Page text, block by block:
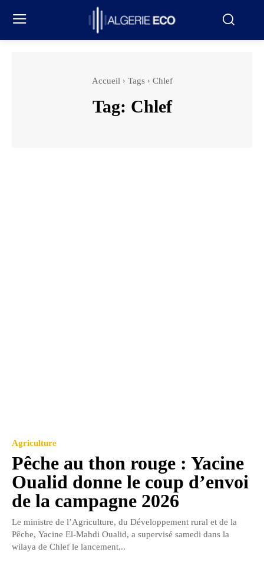
Accueil Tags Chlef
Tag: Chlef
Agriculture
Pêche au thon rouge : Yacine
Oualid donne le coup d’envoi
de la campagne 2026
Le ministre de l’Agriculture, du Développement rural et de la
Pêche, Yacine El-Mahdi Oualid, a supervisé samedi dans la
wilaya de Chlef le lancement...